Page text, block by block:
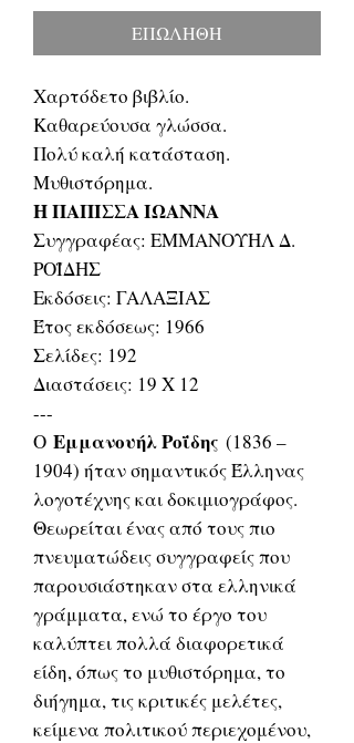
ΕΠΩΛΗΘΗ
Χαρτόδετο βιβλίο.
Καθαρεύουσα γλώσσα.
Πολύ καλή κατάσταση.
Μυθιστόρημα.
Η ΠΑΠΙΣΣΑ ΙΩΑΝΝΑ
Συγγραφέας: ΕΜΜΑΝΟΥΗΛ Δ.
ΡΟΪΔΗΣ
Εκδόσεις: ΓΑΛΑΞΙΑΣ
Έτος εκδόσεως: 1966
Σελίδες: 192
Διαστάσεις: 19 Χ 12
---
Ο Εμμανουήλ Ροΐδης (1836 –
1904) ήταν σημαντικός Έλληνας
λογοτέχνης και δοκιμιογράφος.
Θεωρείται ένας από τους πιο
πνευματώδεις συγγραφείς που
παρουσιάστηκαν στα ελληνικά
γράμματα, ενώ το έργο του
καλύπτει πολλά διαφορετικά
είδη, όπως το μυθιστόρημα, το
διήγημα, τις κριτικές μελέτες,
κείμενα πολιτικού περιεχομένου,